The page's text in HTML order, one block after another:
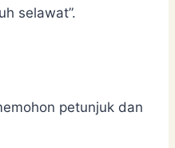
selawat”.
petunjuk dan